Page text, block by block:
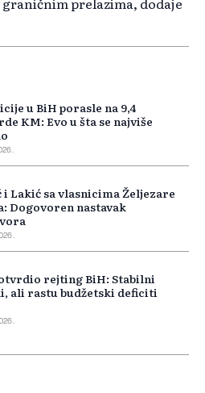
u BiH porasle na 9,4
KM: Evo u šta se najviše
Lakić sa vlasnicima Željezare
Dogovoren nastavak
rejting BiH: Stabilni
ali rastu budžetski deficiti